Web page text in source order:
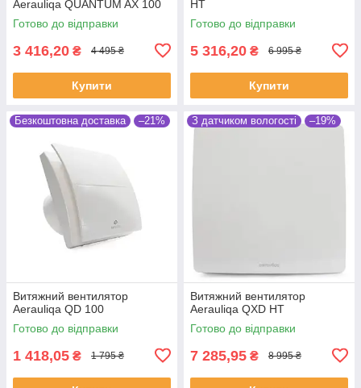
Aerauliqa QUANTUM AX 100
Готово до відправки
3 416,20 ₴ 4 495 ₴
Купити
HT
Готово до відправки
5 316,20 ₴ 6 995 ₴
Купити
Безкоштовна доставка –21%
Витяжний вентилятор
Aerauliqa QD 100
Готово до відправки
1 418,05 ₴ 1 795 ₴
З датчиком вологості –19%
Витяжний вентилятор
Aerauliqa QXD HT
Готово до відправки
7 285,95 ₴ 8 995 ₴